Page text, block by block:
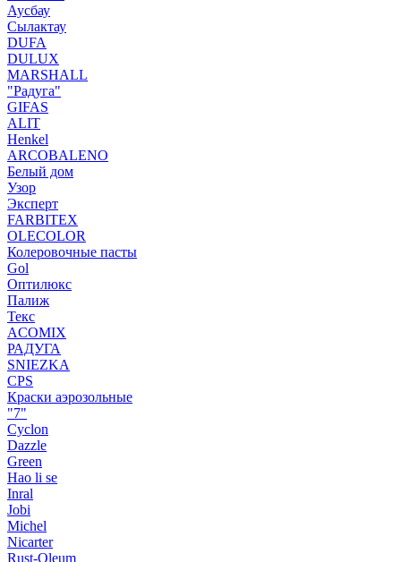
Аусбау
Сылактау
DUFA
DULUX
MARSHALL
"Радуга"
GIFAS
ALIT
Henkel
ARCOBALENO
Белый дом
Узор
Эксперт
FARBITEX
OLECOLOR
Колеровочные пасты
Gol
Оптилюкс
Палиж
Текс
ACOMIX
РАДУГА
SNIEZKA
CPS
Краски аэрозольные
"7"
Cyclon
Dazzle
Green
Hao li se
Inral
Jobi
Michel
Nicarter
Rust-Oleum